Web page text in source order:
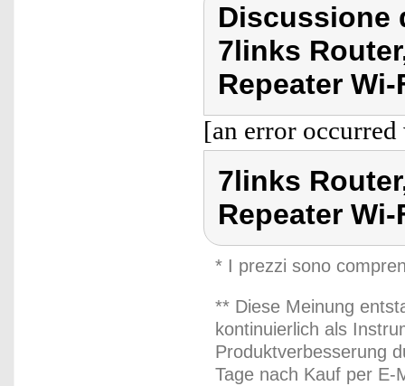
Discussione
7links
Repeater Wi-
[an error
7links
Repeater Wi-
* I prezzi sono
** Diese Meinung
kontinuierlich als
Produktverbesserung
Tage nach Kauf per E-